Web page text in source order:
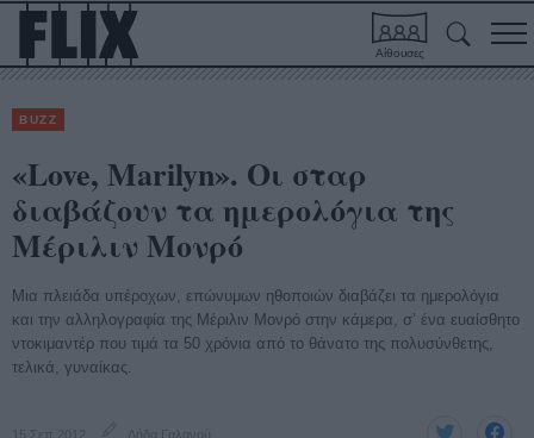
Αίθουσες
BUZZ
«Love, Marilyn». Οι σταρ
διαβάζουν τα ημερολόγια της
Μέριλιν Μονρό
Μια πλειάδα υπέροχων, επώνυμων ηθοποιών διαβάζει τα ημερολόγια
και την αλληλογραφία της Μέριλιν Μονρό στην κάμερα, σ’ ένα ευαίσθητο
ντοκιμαντέρ που τιμά τα 50 χρόνια από το θάνατο της πολυσύνθετης,
τελικά, γυναίκας.
15 Σεπ 2012 Λήδα Γαλανού